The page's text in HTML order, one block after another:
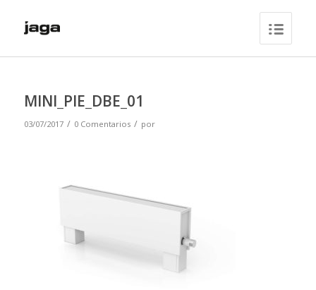
MINI_PIE_DBE_01
03/07/2017 / 0 Comentarios / por